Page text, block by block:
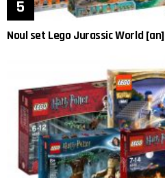
Noul set Lego Jurassic World [an]